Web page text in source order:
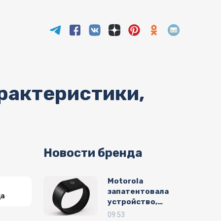
Новости бренда
Motorola
запатентовала
устройство,
объединяющее
09:53